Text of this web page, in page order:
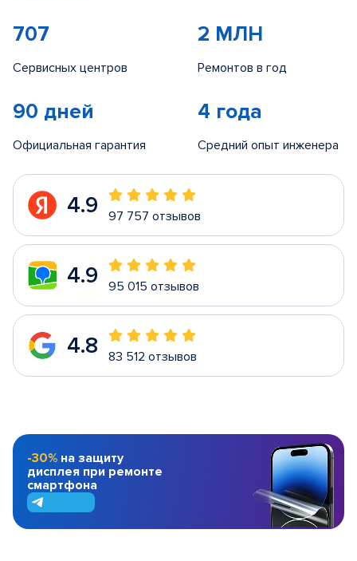
707
Сервисных центров
2 МЛН
Ремонтов в год
90 дней
Официальная гарантия
4 года
Средний опыт инженера
4.9 97 757 отзывов
4.9 95 015 отзывов
4.8 83 512 отзывов
-30% на защиту
дисплея при ремонте
смартфона